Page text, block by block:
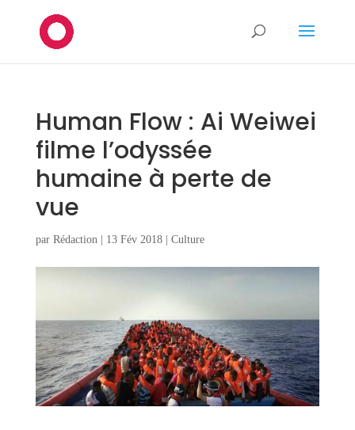
Human Flow : Ai Weiwei
filme l’odyssée
humaine à perte de
vue
par Rédaction| 13 Fév 2018| Culture